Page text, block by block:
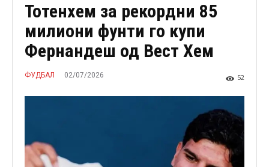
Тотенхем за рекордни 85
милиони фунти го купи
Фернандеш од Вест Хем
ФУДБАЛ 02/07/2026 52